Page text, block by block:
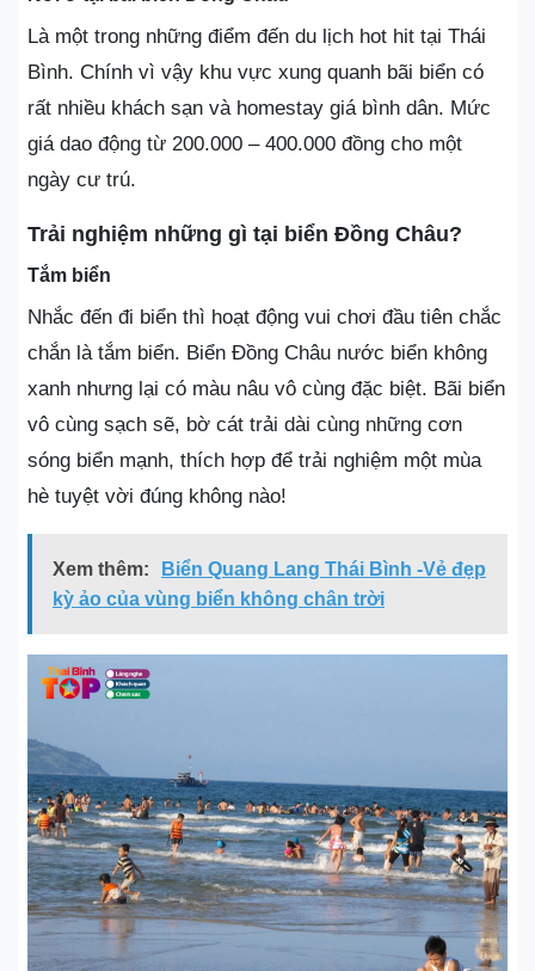
Là một trong những điểm đến du lịch hot hit tại Thái
Bình. Chính vì vậy khu vực xung quanh bãi biển có
rất nhiều khách sạn và homestay giá bình dân. Mức
giá dao động từ 200.000 – 400.000 đồng cho một
ngày cư trú.
Trải nghiệm những gì tại biển Đồng Châu?
Tắm biển
Nhắc đến đi biển thì hoạt động vui chơi đầu tiên chắc
chắn là tắm biển. Biển Đồng Châu nước biển không
xanh nhưng lại có màu nâu vô cùng đặc biệt. Bãi biển
vô cùng sạch sẽ, bờ cát trải dài cùng những cơn
sóng biển mạnh, thích hợp để trải nghiệm một mùa
hè tuyệt vời đúng không nào!
Xem thêm:
Biển Quang Lang Thái Bình -Vẻ đẹp
kỳ ảo của vùng biển không chân trời